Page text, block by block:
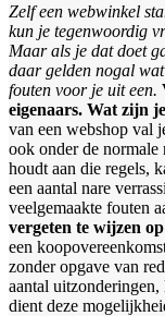
Zelf een webwinkel
kun je tegenwoordig
Maar als je dat doet
daar gelden nogal
fouten voor je uit een.
eigenaars. Wat zijn
van een webshop val
ook onder de normale
houdt aan die regels,
een aantal nare
veelgemaakte fouten
vergeten te wijzen
een
zonder opgave van
aantal
dient deze